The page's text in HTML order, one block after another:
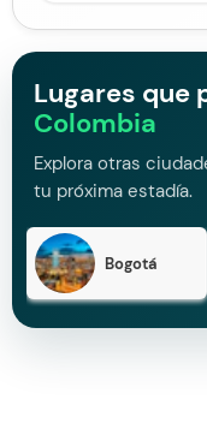
Lugares que
Colombia
Explora otras
tu próxima estadía.
Bogotá